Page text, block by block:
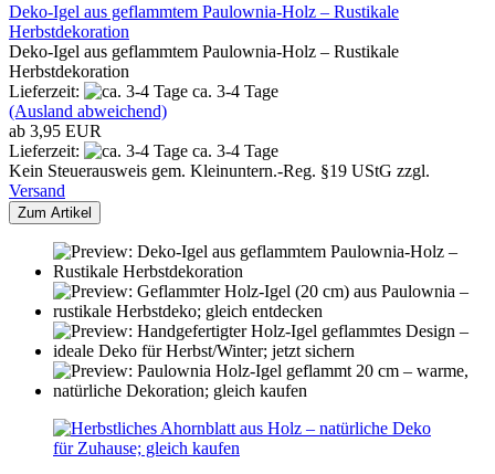
Deko-Igel aus geflammtem Paulownia-Holz – Rustikale
Herbstdekoration
Deko-Igel aus geflammtem Paulownia-Holz – Rustikale
Herbstdekoration
Lieferzeit:
ca. 3-4 Tage
(Ausland abweichend)
ab 3,95 EUR
Lieferzeit:
ca. 3-4 Tage
Kein Steuerausweis gem. Kleinuntern.-Reg. §19 UStG zzgl.
Versand
Zum Artikel